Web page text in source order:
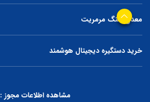
معدن سنگ مرمریت
خرید دستگیره دیجیتال هوشمند
مشاهده اطلاعات مجوز :